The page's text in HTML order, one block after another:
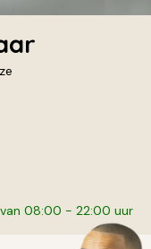
08:00 - 22:00 uur